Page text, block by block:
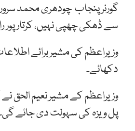
گورنر پنجاب چودھری محمد
سے ڈھکی چھپی نہیں، کرتار پور
وزیراعظم کی مشیر برائے
دکھائے۔
وزیراعظم کے مشیر نعیم الحق
پل ویزہ کی سہولت دی جائے